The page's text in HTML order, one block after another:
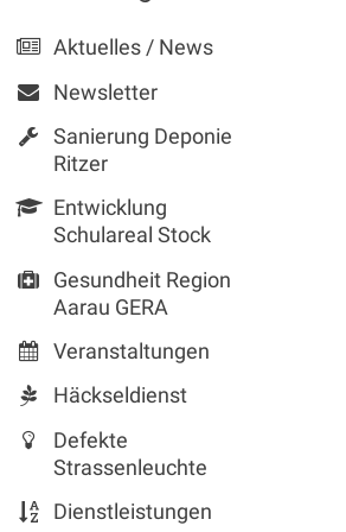
Aktuelles / News
Newsletter
Sanierung Deponie
Ritzer
Entwicklung
Schulareal Stock
Gesundheit Region
Aarau GERA
Veranstaltungen
Häckseldienst
Defekte
Strassenleuchte
Dienstleistungen